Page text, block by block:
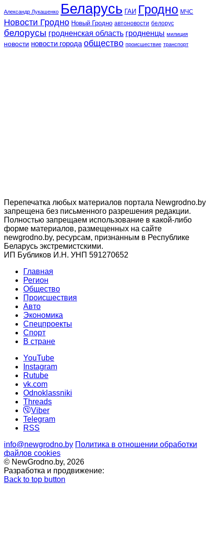
Александр Лукашенко Беларусь ГАИ Гродно МЧС
Новости Гродно Новый Гродно автоновости белорус
белорусы гродненская область гродненцы милиция
новости новости города общество происшествие транспорт
Перепечатка любых материалов портала Newgrodno.by
запрещена без письменного разрешения редакции.
Полностью запрещаем использование в какой-либо
форме материалов, размещенных на сайте
newgrodno.by, ресурсам, признанным в Республике
Беларусь экстремистскими.
ИП Бубликов И.Н. УНП 591270652
Главная
Регион
Общество
Происшествия
Авто
Экономика
Спецпроекты
Cпорт
В стране
YouTube
Instagram
Rutube
vk.com
Odnoklassniki
Threads
Viber
Telegram
RSS
info@newgrodno.by Политика в отношении обработки
файлов cookies
© NewGrodno.by, 2026
Разработка и продвижение:
Back to top button